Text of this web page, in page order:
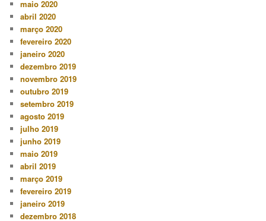
maio 2020
abril 2020
março 2020
fevereiro 2020
janeiro 2020
dezembro 2019
novembro 2019
outubro 2019
setembro 2019
agosto 2019
julho 2019
junho 2019
maio 2019
abril 2019
março 2019
fevereiro 2019
janeiro 2019
dezembro 2018